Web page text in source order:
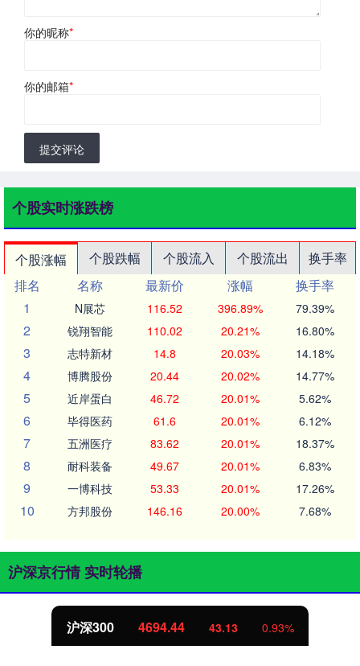
你的昵称*
你的邮箱*
提交评论
个股实时涨跌榜
个股涨幅 个股跌幅 个股流入 个股流出
换手率
排名
名称 最新价 涨幅
换手率
1
N展芯 116.52 396.89% 79.39%
2 锐翔智能 110.02 20.21% 16.80%
3 志特新材 14.8 20.03% 14.18%
4 博腾股份 20.44 20.02% 14.77%
5 近岸蛋白 46.72 20.01% 5.62%
6 毕得医药 61.6 20.01% 6.12%
7 五洲医疗 83.62 20.01% 18.37%
8 耐科装备 49.67 20.01% 6.83%
9 一博科技 53.33 20.01% 17.26%
10 方邦股份 146.16 20.00% 7.68%
沪深京行情 实时轮播
沪深300 4694.44 43.13 0.93%